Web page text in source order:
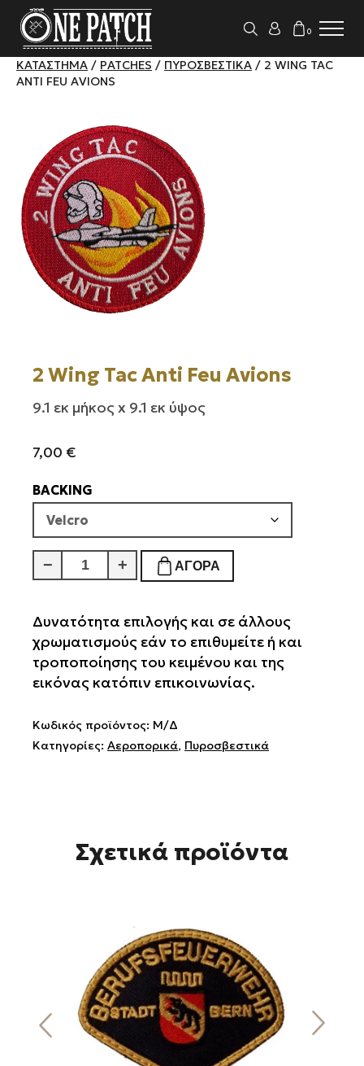
0
ΚΑΤΆΣΤΗΜΑ / PATCHES / ΠΥΡΟΣΒΕΣΤΙΚΆ / 2 WING TAC
ANTI FEU AVIONS
2 Wing Tac Anti Feu Avions
9.1 εκ μήκος x 9.1 εκ ύψος
7,00 €
BACKING
−
Wing
Anti
Feu
Avions
ποσότητα
+ ΑΓΟΡΆ
Δυνατότητα επιλογής και σε άλλους
χρωματισμούς εάν το επιθυμείτε ή και
τροποποίησης του κειμένου και της
εικόνας κατόπιν επικοινωνίας.
Κωδικός προϊόντος: Μ/Δ
Κατηγορίες: Αεροπορικά, Πυροσβεστικά
Σχετικά προϊόντα